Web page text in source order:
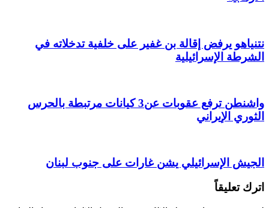
نتنياهو يرفض إقالة بن غفير على خلفية تدخلاته في
الشرطة الإسرائيلية
واشنطن ترفع عقوبات عن3 كيانات مرتبطة بالحرس
الثوري الإيراني
الجيش الإسرائيلي يشن غارات على جنوب لبنان
اترك تعليقاً